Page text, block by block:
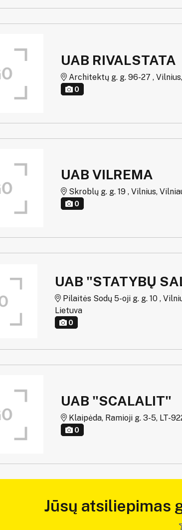
UAB RIVALSTATA
Architektų g. g. 96-27 ,
0
UAB VILREMA
Skroblų g. g. 19 , Vilnius,
0
UAB "STATYBŲ
Pilaitės Sodų 5-oji g. g. 10 ,
Lietuva
0
UAB "SCALALIT"
Klaipėda, Ramioji g. 3-5, LT-
0
Jūsų atsiliepimas